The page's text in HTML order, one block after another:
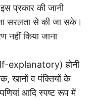
प्रकार की जानी
सरलता से की जा सके।
नहीं किया जाना
explanatory) होनी
खानों व पंक्तियों के
आदि स्पष्ट रूप में